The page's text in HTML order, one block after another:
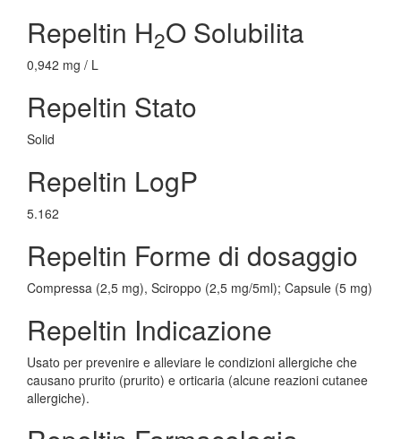
Repeltin H2O Solubilita
0,942 mg / L
Repeltin Stato
Solid
Repeltin LogP
5.162
Repeltin Forme di dosaggio
Compressa (2,5 mg), Sciroppo (2,5 mg/5ml); Capsule (5 mg)
Repeltin Indicazione
Usato per prevenire e alleviare le condizioni allergiche che
causano prurito (prurito) e orticaria (alcune reazioni cutanee
allergiche).